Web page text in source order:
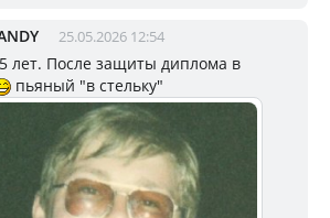
25.05.2026 12:54
лет. После защиты диплома в
пьяный "в стельку"